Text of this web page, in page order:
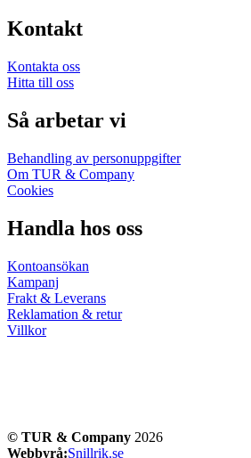
Kontakt
Kontakta oss
Hitta till oss
Så arbetar vi
Behandling av personuppgifter
Om TUR & Company
Cookies
Handla hos oss
Kontoansökan
Kampanj
Frakt & Leverans
Reklamation & retur
Villkor
© TUR & Company 2026
Webbyrå:Snillrik.se